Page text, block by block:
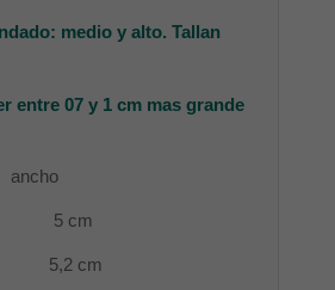
medio y alto.Tallan
entre 07 y 1 cm mas grande
5 cm
5,2 cm